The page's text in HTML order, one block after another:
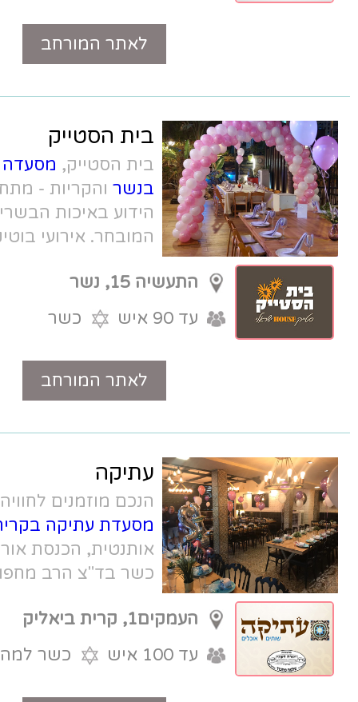
טלפון
בית הסטייק
בית הסטייק,מסעדה וחצר אירועים
בנשרוהקריות - מתחם אירועים מומלץ
הידוע באיכות הבשרים ותפריט השף
המובחר. אירועי בוטיק בחוויה מיוחדת
ומוקפדת.
התעשיה 15, נשר
כשר
טלפון
עתיקה
הנכם מוזמנים לחוויה הצבעונית של
מסעדת עתיקה בקרית ביאליק. אווירה
אותנטית, הכנסת אורחים, מטבח פתוח,
כשר בד"צ הרב מחפוד.
העמקים1, קרית ביאליק
כשר למהדרין